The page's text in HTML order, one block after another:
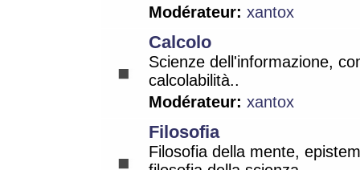
Modérateur: xantox
Calcolo
Scienze dell'informazione,
calcolabilità..
Modérateur: xantox
Filosofia
Filosofia della mente,